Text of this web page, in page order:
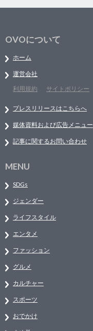
OVOについて
ホーム
運営会社
利用規約
サイトポリシー
プレスリリースはこちらへ
媒体資料および広告メニュー
記事に関するお問い合わせ
MENU
SDGs
ジェンダー
ライフスタイル
エンタメ
ファッション
グルメ
カルチャー
スポーツ
おでかけ